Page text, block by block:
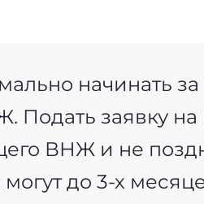
начинать
Подать заявку
ВНЖ и не
до 3-х